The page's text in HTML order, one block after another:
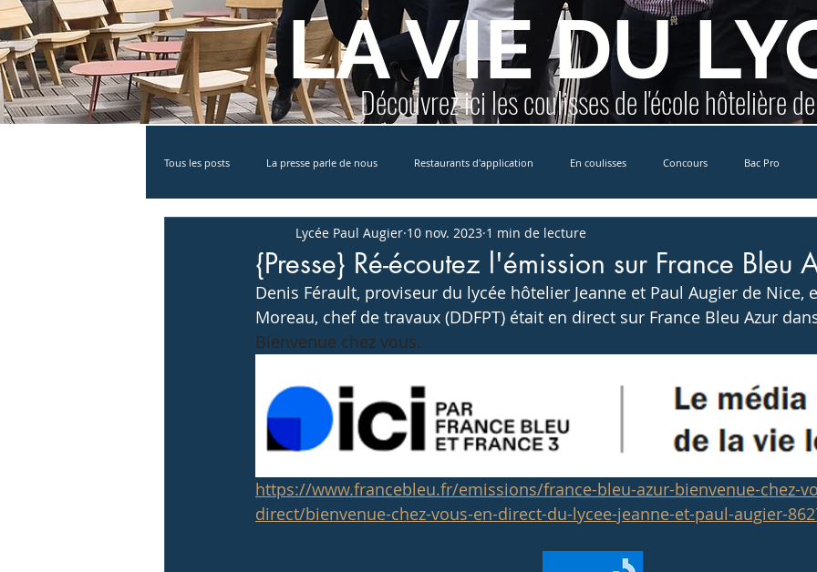
Découvrez ici les coulisses de l'école hôtelière
LA VIE DU
Tous les posts La presse parle de nous Restaurants d'application En coulisses Concours Bac Pro
MAN Bac STHR Erasmus+ MCCDR International
Activités sportives et UNSS Certificats de spécialisation Portraits
{Presse} Ré-écoutez l'émission sur France Bleu
Lycée Paul Augier 10 nov. 2023 1 min de lecture
Denis Férault, proviseur du lycée hôtelier Jeanne et Paul Augier de Nice,
Moreau, chef de travaux (DDFPT) était en direct sur France Bleu Azur
Bienvenue chez vous.
https://www.francebleu.fr/emissions/france-bleu-azur-bienvenue-chez-
direct/bienvenue-chez-vous-en-direct-du-lycee-jeanne-et-paul-augier-